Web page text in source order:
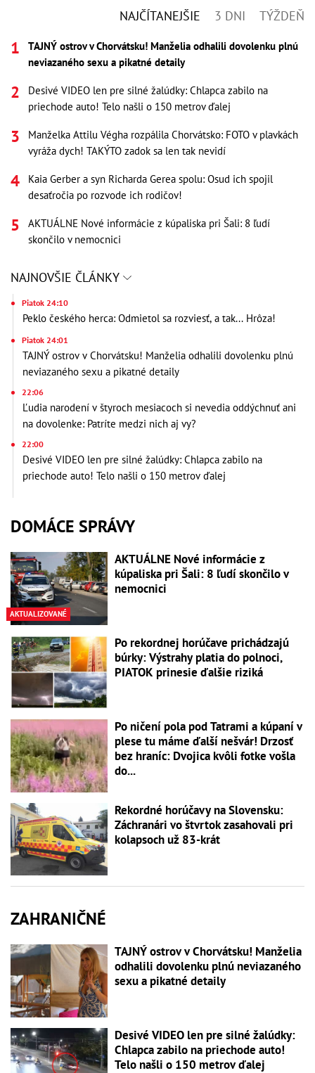
NAJČÍTANEJŠIE 3 DNI TÝŽDEŇ
TAJNÝ ostrov v Chorvátsku! Manželia odhalili dovolenku plnú
neviazaného sexu a pikatné detaily
Desivé VIDEO len pre silné žalúdky: Chlapca zabilo na
priechode auto! Telo našli o 150 metrov ďalej
Manželka Attilu Végha rozpálila Chorvátsko: FOTO v plavkách
vyráža dych! TAKÝTO zadok sa len tak nevidí
Kaia Gerber a syn Richarda Gerea spolu: Osud ich spojil
desaťročia po rozvode ich rodičov!
AKTUÁLNE Nové informácie z kúpaliska pri Šali: 8 ľudí
skončilo v nemocnici
NAJNOVŠIE ČLÁNKY
Piatok 24:10
Peklo českého herca: Odmietol sa rozviesť, a tak... Hrôza!
Piatok 24:01
TAJNÝ ostrov v Chorvátsku! Manželia odhalili dovolenku plnú
neviazaného sexu a pikatné detaily
22:06
Ľudia narodení v štyroch mesiacoch si nevedia oddýchnuť ani
na dovolenke: Patríte medzi nich aj vy?
22:00
Desivé VIDEO len pre silné žalúdky: Chlapca zabilo na
priechode auto! Telo našli o 150 metrov ďalej
DOMÁCE SPRÁVY
AKTUALIZOVANÉ
AKTUÁLNE Nové informácie z
kúpaliska pri Šali: 8 ľudí skončilo v
nemocnici
Po rekordnej horúčave prichádzajú
búrky: Výstrahy platia do polnoci,
PIATOK prinesie ďalšie riziká
Po ničení pola pod Tatrami a kúpaní v
plese tu máme ďalší nešvár! Drzosť
bez hraníc: Dvojica kvôli fotke vošla
do...
Rekordné horúčavy na Slovensku:
Záchranári vo štvrtok zasahovali pri
kolapsoch už 83-krát
ZAHRANIČNÉ
TAJNÝ ostrov v Chorvátsku! Manželia
odhalili dovolenku plnú neviazaného
sexu a pikatné detaily
Desivé VIDEO len pre silné žalúdky:
Chlapca zabilo na priechode auto!
Telo našli o 150 metrov ďalej